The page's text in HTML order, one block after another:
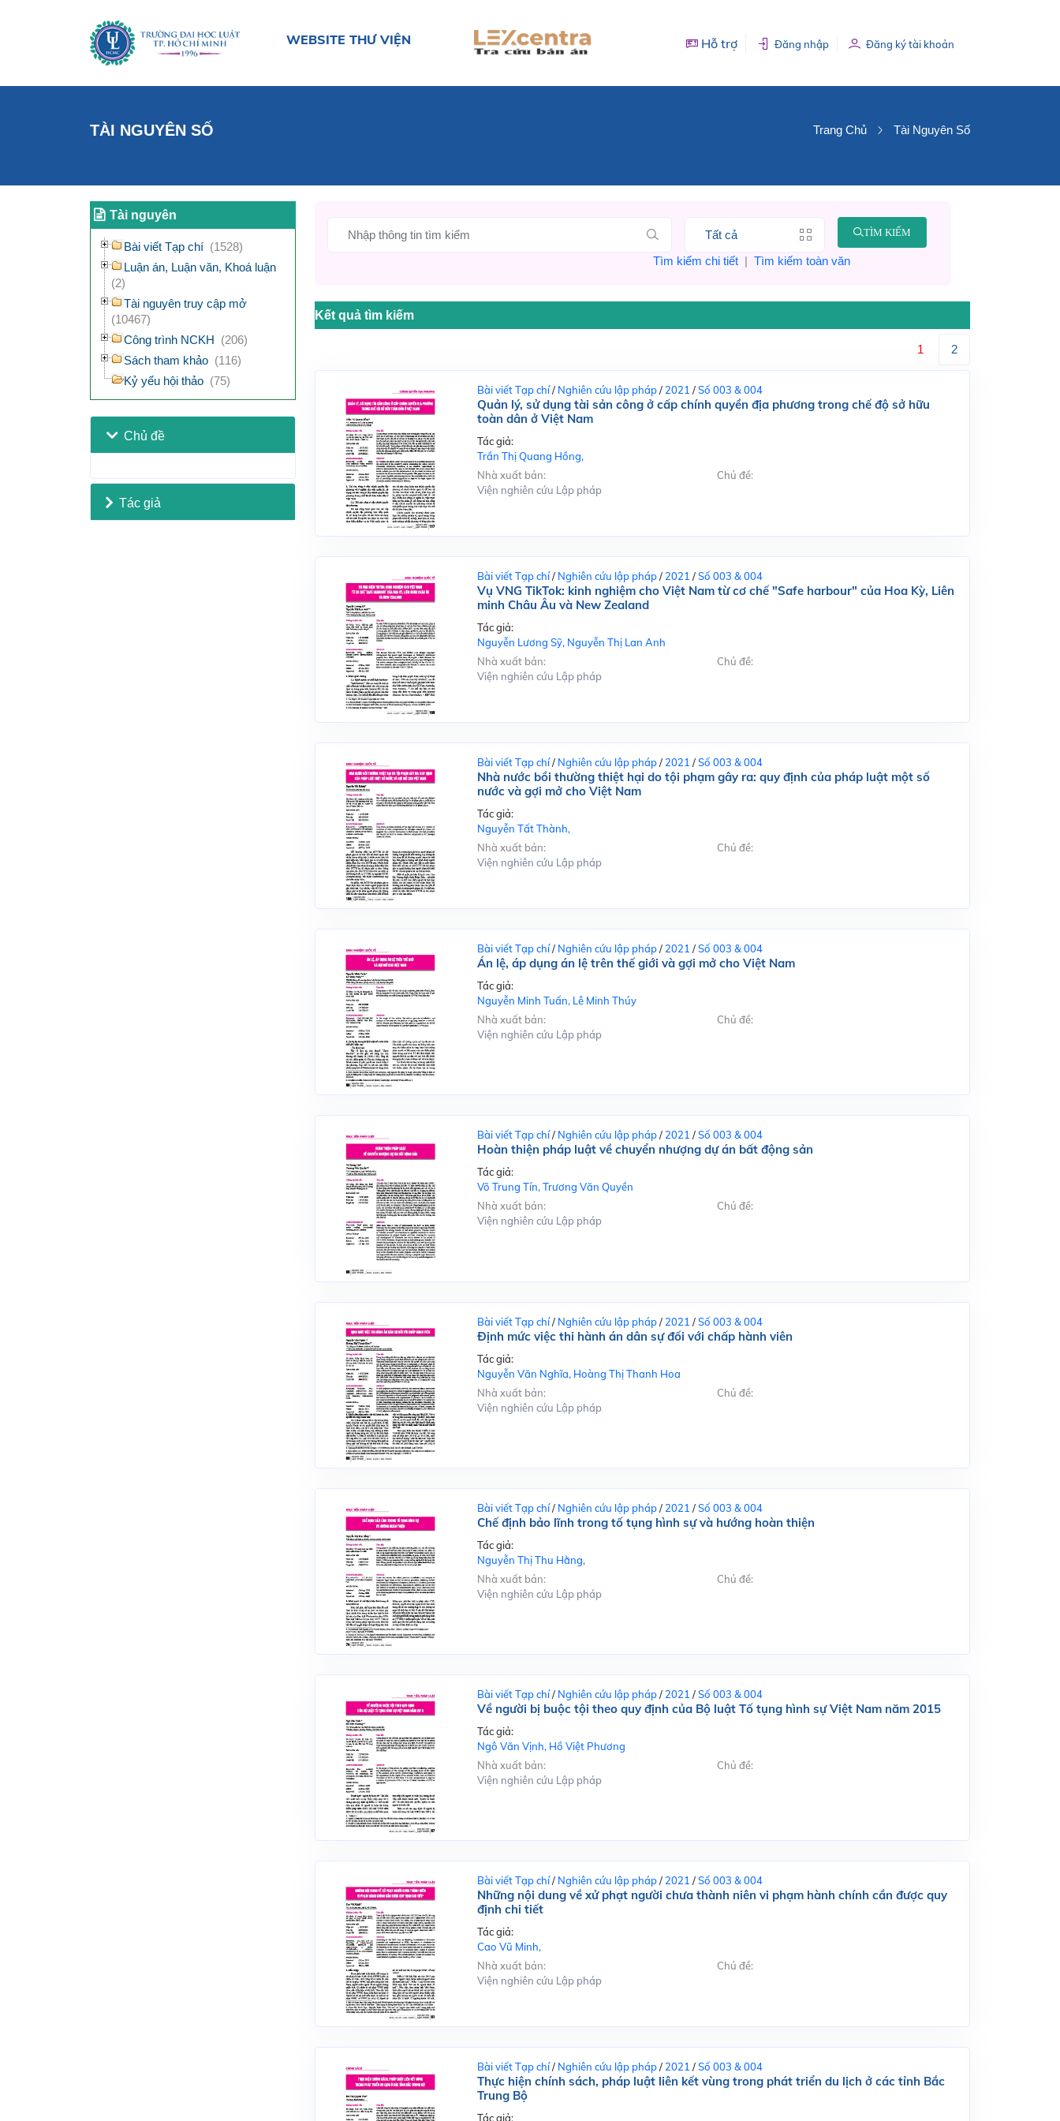
WEBSITE THƯ VIỆN Hỗ trợ Đăng nhập Đăng ký tài khoản
TÀI NGUYÊN SỐ Trang Chủ Tài Nguyên Số
Tài nguyên
Bài viết Tạp chí (1528)
Luận án, Luận văn, Khoá luận
(2)
Tài nguyên truy cập mở
(10467)
Công trình NCKH (206)
Sách tham khảo (116)
Kỷ yếu hội thảo (75)
Chủ đề
Tác giả
TÌM KIẾM
Tìm kiếm chi tiết| Tìm kiếm toàn văn
Kết quả tìm kiếm
1 2
Bài viết Tạp chí/ Nghiên cứu lập pháp/ 2021 /Số 003 & 004
Quản lý, sử dụng tài sản công ở cấp chính quyền địa phương trong chế độ sở hữu
toàn dân ở Việt Nam
Tác giả:
Trần Thị Quang Hồng,
Nhà xuất bản:
Viện nghiên cứu Lập pháp
Chủ đề:
Bài viết Tạp chí/ Nghiên cứu lập pháp/ 2021 /Số 003 & 004
Vụ VNG TikTok: kinh nghiệm cho Việt Nam từ cơ chế "Safe harbour" của Hoa Kỳ, Liên
minh Châu Âu và New Zealand
Tác giả:
Nguyễn Lương Sỹ, Nguyễn Thị Lan Anh
Nhà xuất bản:
Viện nghiên cứu Lập pháp
Chủ đề:
Bài viết Tạp chí/ Nghiên cứu lập pháp/ 2021 /Số 003 & 004
Nhà nước bồi thường thiệt hại do tội phạm gây ra: quy định của pháp luật một số
nước và gợi mở cho Việt Nam
Tác giả:
Nguyễn Tất Thành,
Nhà xuất bản:
Viện nghiên cứu Lập pháp
Chủ đề:
Bài viết Tạp chí/ Nghiên cứu lập pháp/ 2021 /Số 003 & 004
Án lệ, áp dụng án lệ trên thế giới và gợi mở cho Việt Nam
Tác giả:
Nguyễn Minh Tuấn, Lê Minh Thúy
Nhà xuất bản:
Viện nghiên cứu Lập pháp
Chủ đề:
Bài viết Tạp chí/ Nghiên cứu lập pháp/ 2021 /Số 003 & 004
Hoàn thiện pháp luật về chuyển nhượng dự án bất động sản
Tác giả:
Võ Trung Tín, Trương Văn Quyền
Nhà xuất bản:
Viện nghiên cứu Lập pháp
Chủ đề:
Bài viết Tạp chí/ Nghiên cứu lập pháp/ 2021 /Số 003 & 004
Định mức việc thi hành án dân sự đối với chấp hành viên
Tác giả:
Nguyễn Văn Nghĩa, Hoàng Thị Thanh Hoa
Nhà xuất bản:
Viện nghiên cứu Lập pháp
Chủ đề:
Bài viết Tạp chí/ Nghiên cứu lập pháp/ 2021 /Số 003 & 004
Chế định bảo lĩnh trong tố tụng hình sự và hướng hoàn thiện
Tác giả:
Nguyễn Thị Thu Hằng,
Nhà xuất bản:
Viện nghiên cứu Lập pháp
Chủ đề:
Bài viết Tạp chí/ Nghiên cứu lập pháp/ 2021 /Số 003 & 004
Về người bị buộc tội theo quy định của Bộ luật Tố tụng hình sự Việt Nam năm 2015
Tác giả:
Ngô Văn Vịnh, Hồ Việt Phương
Nhà xuất bản:
Viện nghiên cứu Lập pháp
Chủ đề:
Bài viết Tạp chí/ Nghiên cứu lập pháp/ 2021 /Số 003 & 004
Những nội dung về xử phạt người chưa thành niên vi phạm hành chính cần được quy
định chi tiết
Tác giả:
Cao Vũ Minh,
Nhà xuất bản:
Viện nghiên cứu Lập pháp
Chủ đề:
Bài viết Tạp chí/ Nghiên cứu lập pháp/ 2021 /Số 003 & 004
Thực hiện chính sách, pháp luật liên kết vùng trong phát triển du lịch ở các tỉnh Bắc
Trung Bộ
Tác giả: